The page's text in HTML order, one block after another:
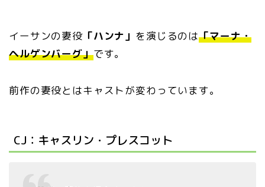
イーサンの妻役 「ハンナ」 を演じるのは「マーナ・
ヘルゲンバーグ」です。
前作の妻役とはキャストが変わっています。
CJ：キャスリン・プレスコット